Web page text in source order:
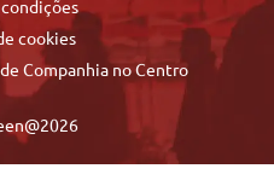
cookies
Companhia no Centro